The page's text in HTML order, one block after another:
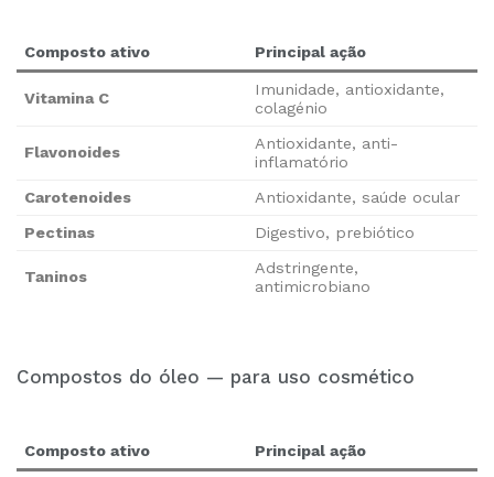
Composto ativo Principal ação
Vitamina C
Imunidade, antioxidante,
colagénio
Flavonoides
Antioxidante, anti-
inflamatório
Carotenoides
Antioxidante, saúde ocular
Pectinas
Digestivo, prebiótico
Taninos
Adstringente,
antimicrobiano
Compostos do óleo — para uso cosmético
Composto ativo
Principal ação